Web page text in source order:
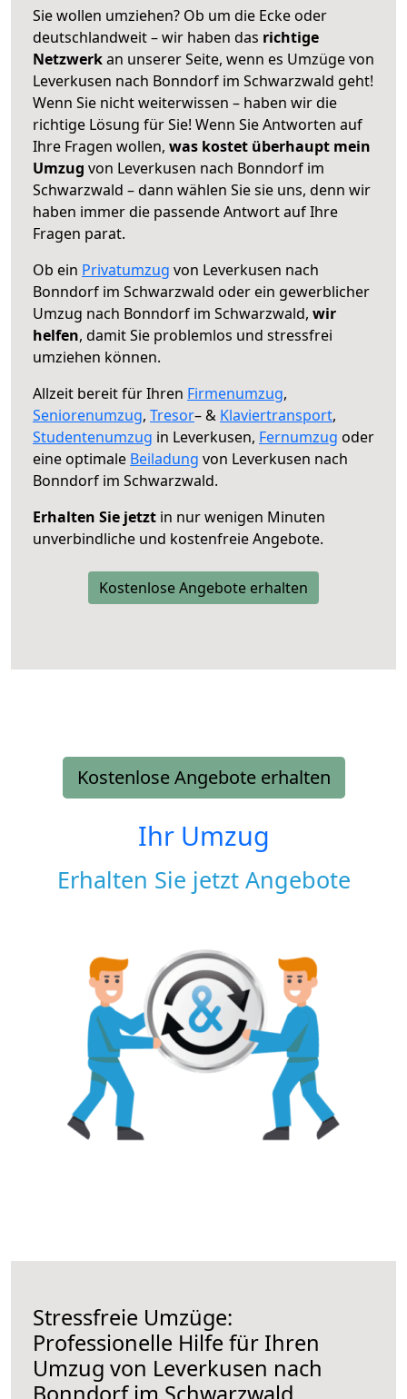
Sie wollen umziehen? Ob um die Ecke oder
deutschlandweit – wir haben das richtige
Netzwerkan unserer Seite, wenn es Umzüge von
Leverkusen nach Bonndorf im Schwarzwald geht!
Wenn Sie nicht weiterwissen – haben wir die
richtige Lösung für Sie! Wenn Sie Antworten auf
Ihre Fragen wollen, was kostet überhaupt mein
Umzug von Leverkusen nach Bonndorf im
Schwarzwald – dann wählen Sie sie uns, denn wir
haben immer die passende Antwort auf Ihre
Fragen parat.
Ob ein Privatumzug von Leverkusen nach
Bonndorf im Schwarzwald oder ein gewerblicher
Umzug nach Bonndorf im Schwarzwald, wir
helfen, damit Sie problemlos und stressfrei
umziehen können.
Allzeit bereit für Ihren Firmenumzug,
Seniorenumzug, Tresor– & Klaviertransport,
Studentenumzug in Leverkusen, Fernumzug oder
eine optimale Beiladung von Leverkusen nach
Bonndorf im Schwarzwald.
Erhalten Sie jetzt in nur wenigen Minuten
unverbindliche und kostenfreie Angebote.
Kostenlose Angebote erhalten
Kostenlose Angebote erhalten
Ihr Umzug
Erhalten Sie jetzt Angebote
Stressfreie Umzüge:
Professionelle Hilfe für Ihren
Umzug von Leverkusen nach